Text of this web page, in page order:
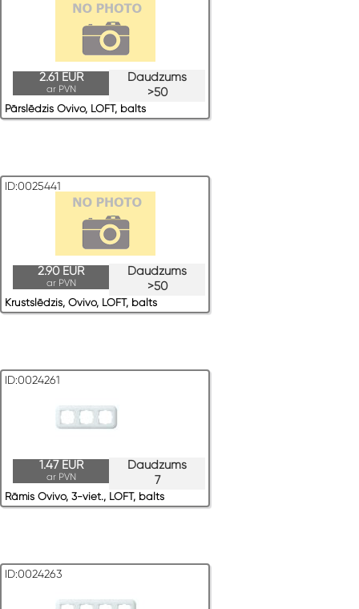
Daudzums
>50
2.61 EUR
ar PVN
Pārslēdzis Ovivo, LOFT, balts
ID:0025441
Daudzums
>50
2.90 EUR
ar PVN
Krustslēdzis, Ovivo, LOFT, balts
ID:0024261
Daudzums
7
1.47 EUR
ar PVN
Rāmis Ovivo, 3-viet., LOFT, balts
ID:0024263